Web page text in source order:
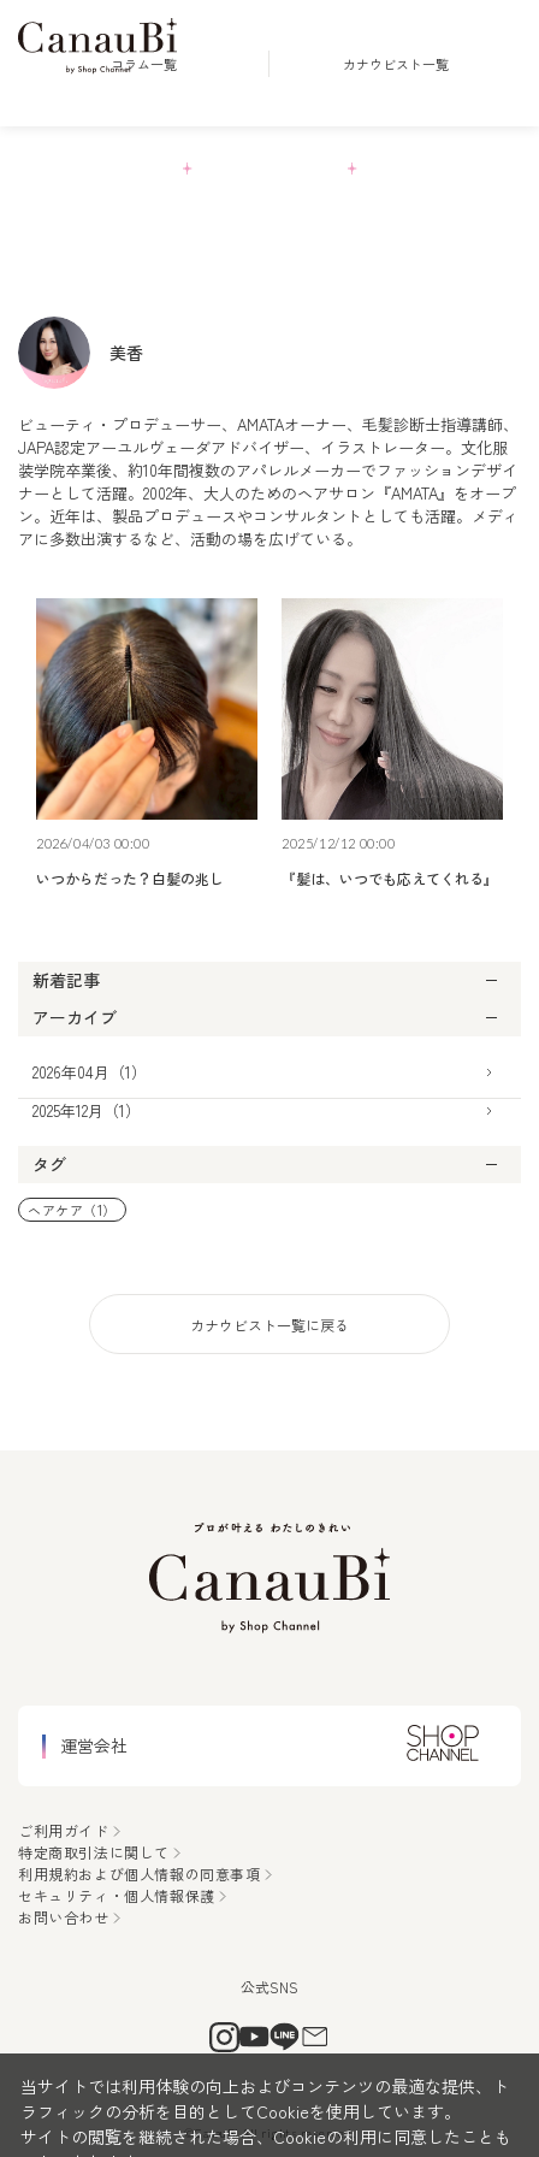
コラム一覧 カナウビスト一覧
美香
ビューティ・プロデューサー、AMATAオーナー、毛髪診断士指導講師、
JAPA認定アーユルヴェーダアドバイザー、イラストレーター。文化服
装学院卒業後、約10年間複数のアパレルメーカーでファッションデザイ
ナーとして活躍。2002年、大人のためのヘアサロン『AMATA』をオープ
ン。近年は、製品プロデュースやコンサルタントとしても活躍。メディ
アに多数出演するなど、活動の場を広げている。
2026/04/03 00:00
いつからだった？白髪の兆し
2025/12/12 00:00
『髪は、いつでも応えてくれる』
新着記事
アーカイブ
2026年04月（1）
2025年12月（1）
タグ
ヘアケア（1）
運営会社
ご利用ガイド
特定商取引法に関して
利用規約および個人情報の同意事項
セキュリティ・個人情報保護
お問い合わせ
©CanauBi All rights reserved.
当サイトでは利用体験の向上およびコンテンツの最適な提供、ト
ラフィックの分析を目的としてCookieを使用しています。
サイトの閲覧を継続された場合、Cookieの利用に同意したことも